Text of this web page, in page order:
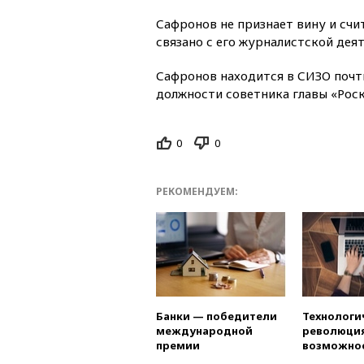
Сафронов не признает вину и
связано с его журналистской
Сафронов находится в СИЗО
должности советника главы
0 0
РЕКОМЕНДУЕМ:
Банки — победители
международной
премии